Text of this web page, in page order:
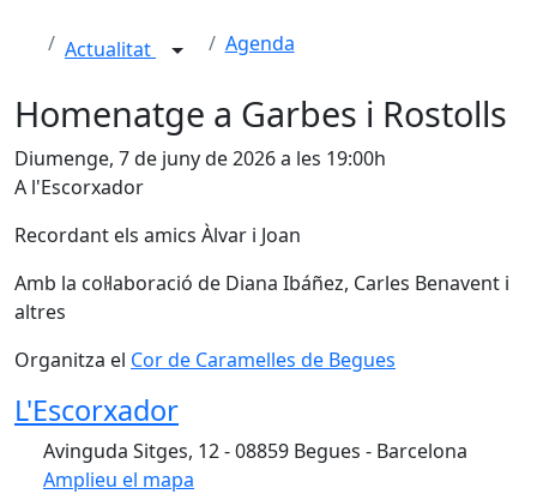
Actualitat Agenda
Homenatge a Garbes i Rostolls
Diumenge, 7 de juny de 2026 a les 19:00h
A l'Escorxador
Recordant els amics Àlvar i Joan
Amb la col·laboració de Diana Ibáñez, Carles Benavent i
altres
Organitza el Cor de Caramelles de Begues
L'Escorxador
Avinguda Sitges, 12 - 08859 Begues - Barcelona
Amplieu el mapa